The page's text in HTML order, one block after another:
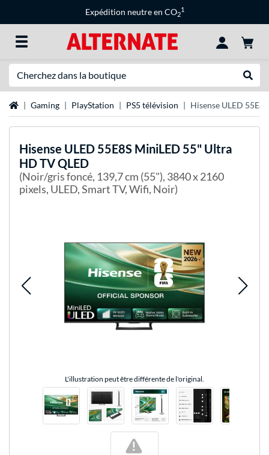
Expédition neutre en CO2
1
Page d'accueil
Gaming PlayStation PS5 télévision Hisense ULED
Hisense ULED 55E8S MiniLED 55" Ultra
HD TV QLED
(Noir/gris foncé, 139,7 cm (55"), 3840 x 2160
pixels, ULED, Smart TV, Wifi, Noir)
L'illustration peut être différente de l'original.
!